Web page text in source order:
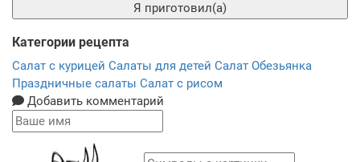
Я приготовил(а)
Категории рецепта
Салат с курицей Салаты для детей Салат Обезьянка
Праздничные салаты Салат с рисом
Добавить комментарий